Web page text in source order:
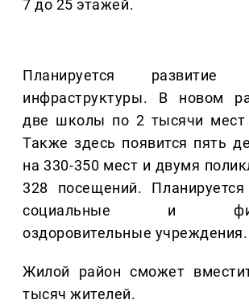
7 до 25 этажей.
Планируется развитие
инфраструктуры. В новом
две школы по 2 тысячи
Также здесь появится пять
на 330-350 мест и двумя
328 посещений. Планируется
социальные и
оздоровительные учреждения.
Жилой район сможет
тысяч жителей.